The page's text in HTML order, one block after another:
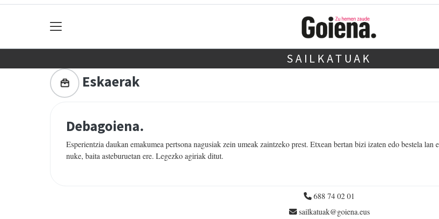
SAILKATUAK
Eskaerak
Debagoiena.
Esperientzia daukan emakumea pertsona nagusiak zein umeak zaintzeko prest. Etxean bertan bizi izaten edo bestela lan
nuke, baita asteburuetan ere. Legezko agiriak ditut.
688 74 02 01
sailkatuak@goiena.eus